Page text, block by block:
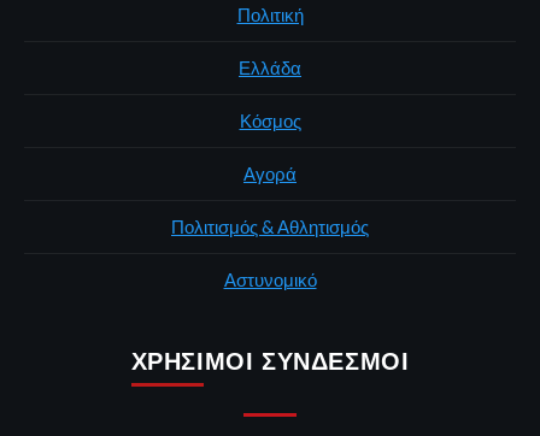
Πολιτική
Ελλάδα
Κόσμος
Αγορά
Πολιτισμός & Αθλητισμός
Αστυνομικό
ΧΡΉΣΙΜΟΙ ΣΎΝΔΕΣΜΟΙ